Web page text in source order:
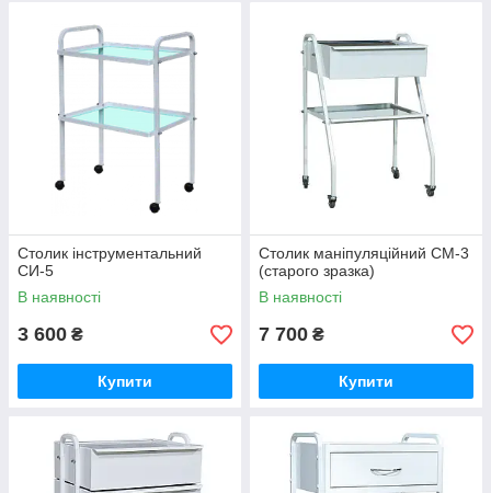
Столик інструментальний
СИ-5
В наявності
3 600 ₴
Купити
Столик маніпуляційний СМ-3
(старого зразка)
В наявності
7 700 ₴
Купити